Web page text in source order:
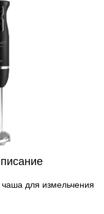
чаша для измельчения